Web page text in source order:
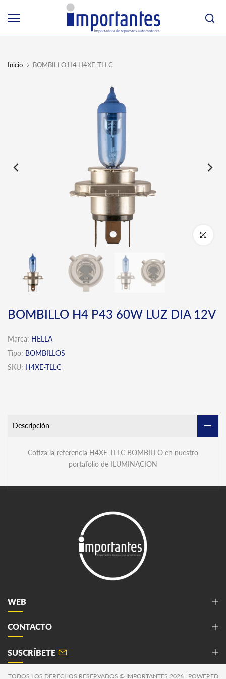
al
Inicio BOMBILLO H4 H4XE-TLLC
Click para
BOMBILLO H4 P43 60W LUZ DIA 12V
Marca: HELLA
Tipo: BOMBILLOS
SKU: H4XE-TLLC
Descripción
Cotiza la referencia H4XE-TLLC BOMBILLO en nuestro
portafolio de ILUMINACION
WEB
CONTACTO
SUSCRÍBETE
TODOS LOS DERECHOS RESERVADOS © IMPORTANTES 2026 | POWERED